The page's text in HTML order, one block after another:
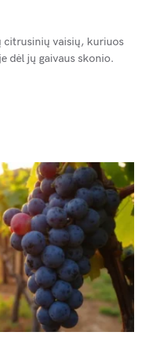
citrusinių vaisių, kuriuos
dėl jų gaivaus skonio.